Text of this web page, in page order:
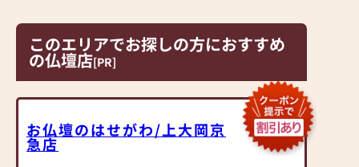
ールメリットと東証上場
の信頼。創業以来、親
切・丁寧な説明と対応を
「お仏壇のはせがわ」で
は、さまざまな供養（対
このエリアでお探しの方におすすめ
の仏壇店[PR]
お仏壇のはせがわ/上大岡京
急店